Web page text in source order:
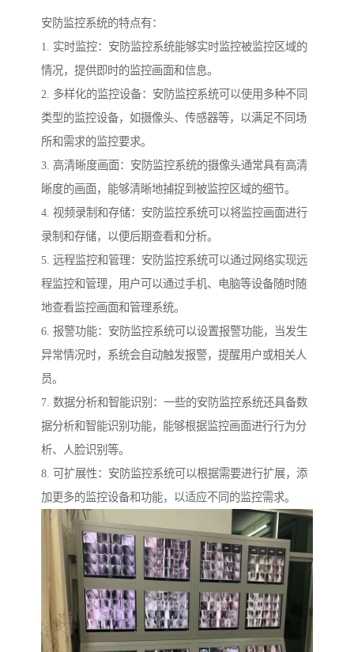
安防监控系统的特点有：
1. 实时监控：安防监控系统能够实时监控被监控区域的
情况，提供即时的监控画面和信息。
2. 多样化的监控设备：安防监控系统可以使用多种不同
类型的监控设备，如摄像头、传感器等，以满足不同场
所和需求的监控要求。
3. 高清晰度画面：安防监控系统的摄像头通常具有高清
晰度的画面，能够清晰地捕捉到被监控区域的细节。
4. 视频录制和存储：安防监控系统可以将监控画面进行
录制和存储，以便后期查看和分析。
5. 远程监控和管理：安防监控系统可以通过网络实现远
程监控和管理，用户可以通过手机、电脑等设备随时随
地查看监控画面和管理系统。
6. 报警功能：安防监控系统可以设置报警功能，当发生
异常情况时，系统会自动触发报警，提醒用户或相关人
员。
7. 数据分析和智能识别：一些的安防监控系统还具备数
据分析和智能识别功能，能够根据监控画面进行行为分
析、人脸识别等。
8. 可扩展性：安防监控系统可以根据需要进行扩展，添
加更多的监控设备和功能，以适应不同的监控需求。